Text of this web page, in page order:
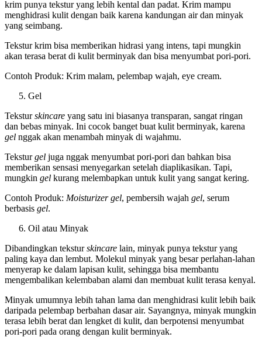
krim punya tekstur yang lebih kental dan padat. Krim mampu
menghidrasi kulit dengan baik karena kandungan air dan minyak
yang seimbang.
Tekstur krim bisa memberikan hidrasi yang intens, tapi mungkin
akan terasa berat di kulit berminyak dan bisa menyumbat pori-pori.
Contoh Produk: Krim malam, pelembap wajah, eye cream.
Gel
Teksturskincare yang satu ini biasanya transparan, sangat ringan
dan bebas minyak. Ini cocok banget buat kulit berminyak, karena
gel nggak akan menambah minyak di wajahmu.
Teksturgel juga nggak menyumbat pori-pori dan bahkan bisa
memberikan sensasi menyegarkan setelah diaplikasikan. Tapi,
mungkin gel kurang melembapkan untuk kulit yang sangat kering.
Contoh Produk: Moisturizer gel, pembersih wajah gel, serum
berbasis gel.
Oil atau Minyak
Dibandingkan teksturskincare lain, minyak punya tekstur yang
paling kaya dan lembut. Molekul minyak yang besar perlahan-lahan
menyerap ke dalam lapisan kulit, sehingga bisa membantu
mengembalikan kelembaban alami dan membuat kulit terasa kenyal.
Minyak umumnya lebih tahan lama dan menghidrasi kulit lebih baik
daripada pelembap berbahan dasar air. Sayangnya, minyak mungkin
terasa lebih berat dan lengket di kulit, dan berpotensi menyumbat
pori-pori pada orang dengan kulit berminyak.